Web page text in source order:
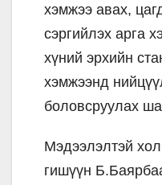
хэмжээ авах,
сэргийлэх арга
хүний эрхийн
хэмжээнд
боловсруулах
Мэдээлэлтэй
гишүүн